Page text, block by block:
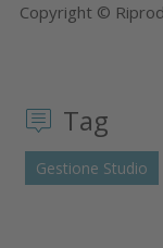
Copyright ©
Tag
Gestione Studio